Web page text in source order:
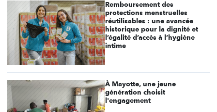
Remboursement des
protections menstruelles
réutilisables : une avancée
historique pour la dignité et
l’égalité d’accès à l’hygiène
intime
À Mayotte, une jeune
génération choisit
l'engagement